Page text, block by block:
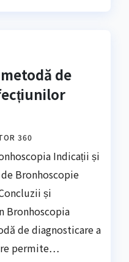
de
360
Indicații și
Bronhoscopie
și
Bronhoscopia
de diagnosticare a
permite…